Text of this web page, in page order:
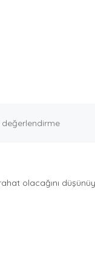
değerlendirme
olacağını